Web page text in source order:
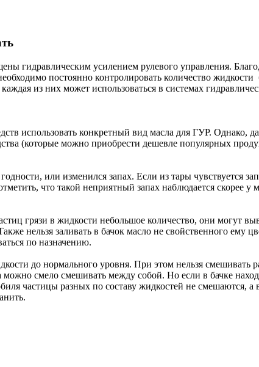
гидравлическим усилением рулевого управления.
постоянно контролировать количество
из них может использоваться в системах
использовать конкретный вид масла для ГУР. Однако,
(которые можно приобрести дешевле популярных
или изменился запах. Если из тары чувствуется
что такой неприятный запах наблюдается скорее
грязи в жидкости небольшое количество, они могут
нельзя заливать в бачок масло не свойственного ему
по назначению.
до нормального уровня. При этом нельзя
смело смешивать между собой. Но если в бачке
частицы разных по составу жидкостей не